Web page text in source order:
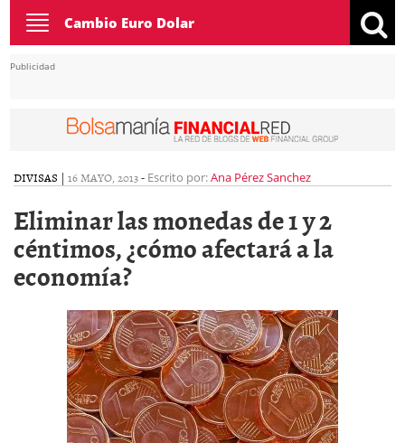
Toggle
navigation
Cambio Euro Dolar
Publicidad
DIVISAS | 16 MAYO, 2013- Escrito por:Ana Pérez Sanchez
Eliminar las monedas de 1 y 2
céntimos, ¿cómo afectará a la
economía?